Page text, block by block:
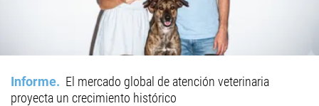
Informe
El mercado global de atención veterinaria
proyecta un crecimiento histórico